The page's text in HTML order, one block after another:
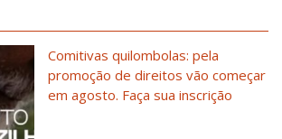
Comitivas quilombolas: pela
promoção de direitos vão começar
em agosto. Faça sua inscrição